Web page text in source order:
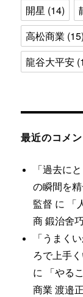
開星 (14)
高松商業 (15)
龍谷大平安
最近のコメン
「過去に
の瞬間を
監督 に
商 鍛治舍
「うまく
ろで上手
に
「やる
商業 渡邉